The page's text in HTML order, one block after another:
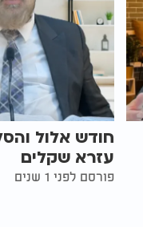
חודש אלול
עזרא שקלים
פורסם לפני 1 שנים